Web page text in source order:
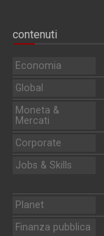
contenuti
Economia
Global
Moneta &
Mercati
Corporate
Jobs & Skills
Planet
Finanza pubblica